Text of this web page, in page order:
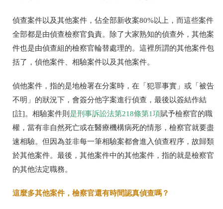
偵查案件以及其他案件，佔全部新收案80%以上，而這些案件
全部都是由偵查檢察官負責。除了大家熟知的偵查外，其他案
件也是由偵查組的檢察官輪替處理的。這裡所謂的其他案件包
括了，偵他案件、相驗案件以及其他案件。
偵他案件，指的是地檢署在分案時，在「犯罪事實」或「被告
不明」的狀況下，會簽分他字案進行偵查，最後以簽結作結
[註]。相驗案件則 是刑事訴訟法第218條第1項賦予檢察官的職
權，當有非自然死亡或在醫療機構病死的情形，檢察官就要盡
速相驗。但因為並非每一筆相驗案都會進入偵查程序，故歸類
於其他案件。最後，其他案件中的其他案件，指的就是檢察官
的其他法定職務。
這麼多其他案件，檢察官還有時間認真偵查嗎？